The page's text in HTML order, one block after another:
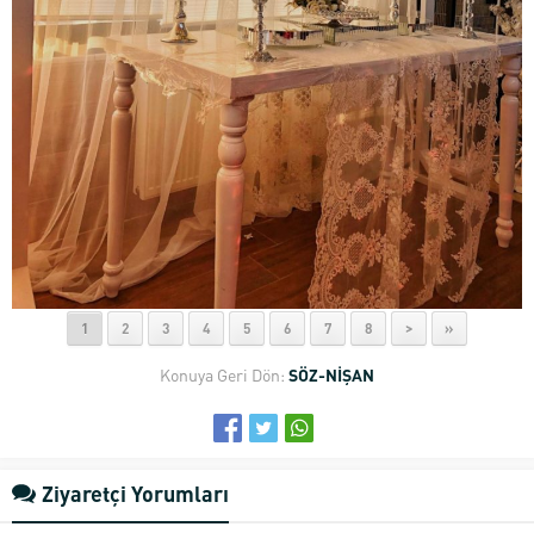
1 2 3 4 5 6 7 8 > »
Konuya Geri Dön: SÖZ-NİŞAN
Ziyaretçi Yorumları